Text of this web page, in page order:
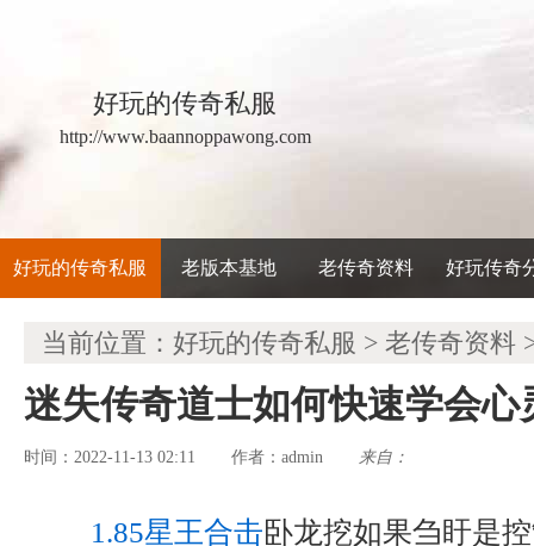
好玩的传奇私服
http://www.baannoppawong.com
好玩的传奇私服 老版本基地 老传奇资料 好玩传奇
当前位置： 好玩的传奇私服 > 老传奇资料
迷失传奇道士如何快速学会心
时间：2022-11-13 02:11 作者： admin 来自：
1.85星王合击卧龙挖如果刍盱是